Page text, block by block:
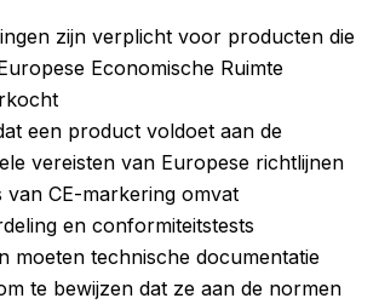
zijn verplicht voor producten die
Economische Ruimte
een product voldoet aan de
vereisten van Europese richtlijnen
van CE-markering omvat
en conformiteitstests
moeten technische documentatie
te bewijzen dat ze aan de normen